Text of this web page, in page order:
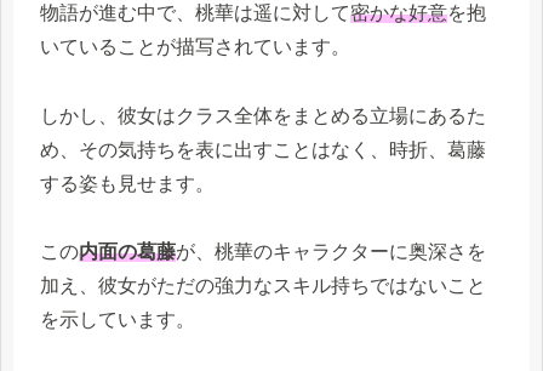
物語が進む中で、桃華は遥に対して密かな好意を抱
いていることが描写されています。
しかし、彼女はクラス全体をまとめる立場にあるた
め、その気持ちを表に出すことはなく、時折、葛藤
する姿も見せます。
この内面の葛藤が、桃華のキャラクターに奥深さを
加え、彼女がただの強力なスキル持ちではないこと
を示しています。